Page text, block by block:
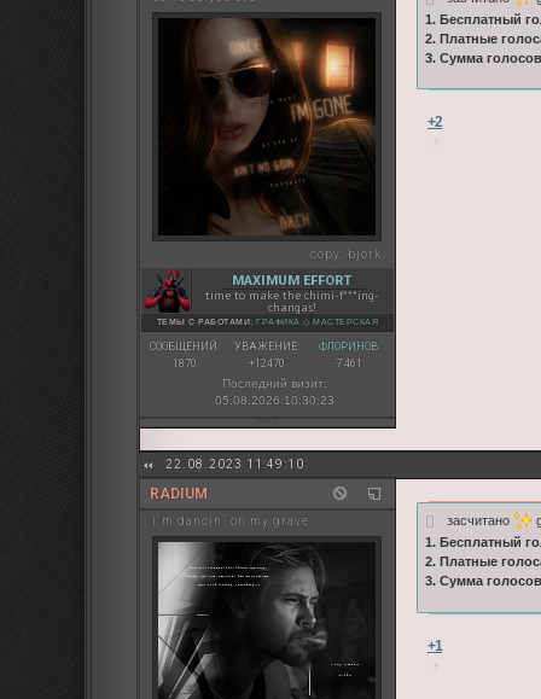
copy: bjork
MAXIMUM EFFORT
time to make the chimi-f***ing-
changas!
ТЕМЫ С РАБОТАМИ: ГРАФИКА ◇ МАСТЕРСКАЯ
СООБЩЕНИЙ:
1870
УВАЖЕНИЕ:
+12470
ФЛОРИНОВ:
7 461
Последний визит:
05.08.2026 10:30:23
1. Бесплатный
2. Платные
3. Сумма
+2
22.08.2023 11:49:10
RADIUM
i`m dancin` on my grave засчитано
1. Бесплатный
2. Платные
3. Сумма
+1